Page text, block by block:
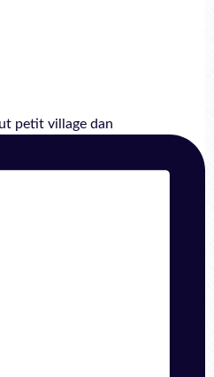
petit village dan